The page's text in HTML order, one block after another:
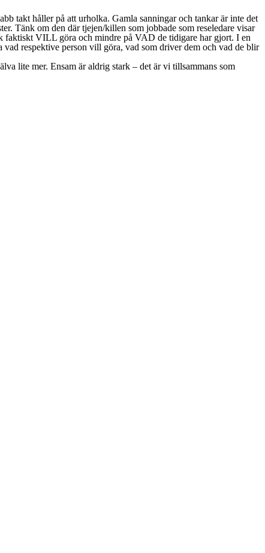
takt håller på att urholka. Gamla sanningar och tankar är inte det
Tänk om den där tjejen/killen som jobbade som reseledare visar
faktiskt VILL göra och mindre på VAD de tidigare har gjort. I en
respektive person vill göra, vad som driver dem och vad de blir
lite mer. Ensam är aldrig stark – det är vi tillsammans som